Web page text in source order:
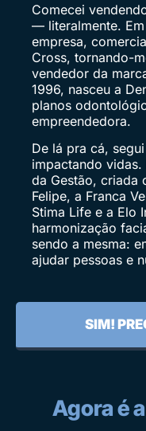
Comecei
— literalmente.
empresa,
Cross, tornando-
vendedor da
1996, nasceu a
planos
empreendedora.
De lá pra cá,
impactando vidas.
da Gestão, criada
Felipe, a Franca
Stima Life e a Elo
harmonização
sendo a mesma:
ajudar pessoas e
SIM!
Agora é